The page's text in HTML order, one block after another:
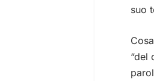
suo
“del